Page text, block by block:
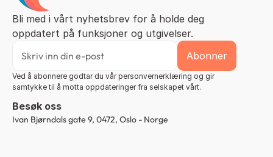
Bli med i vårt nyhetsbrev for å holde deg
oppdatert på funksjoner og utgivelser.
Ved å abonnere godtar du vår personvernerklæring og gir
samtykke til å motta oppdateringer fra selskapet vårt.
Besøk oss
Ivan Bjørndals gate 9, 0472, Oslo - Norge